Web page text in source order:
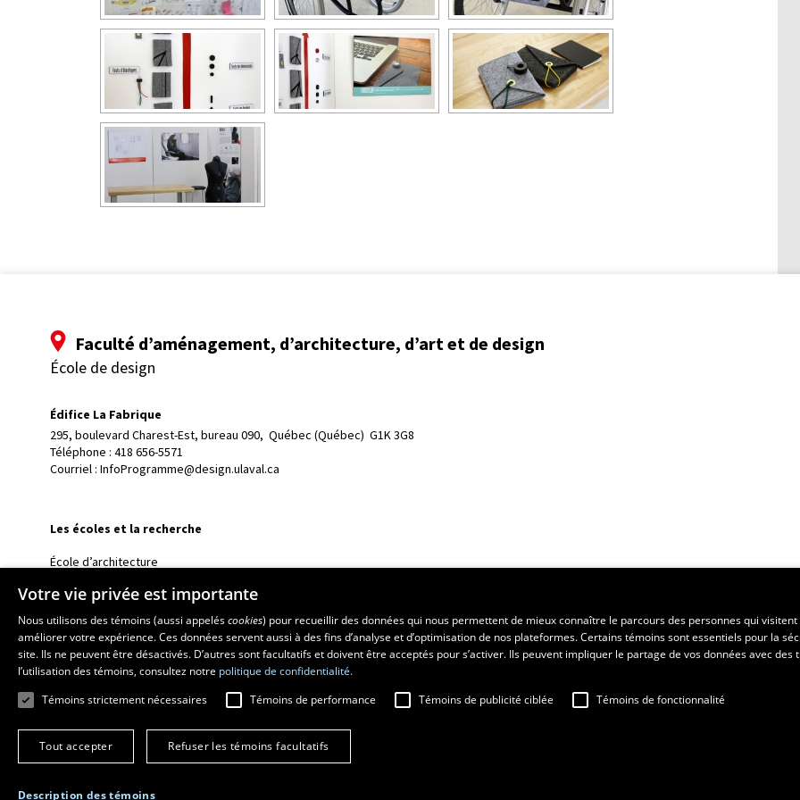
Faculté d’aménagement, d’architecture, d’art et de design
École de design
Édifice La Fabrique
295, boulevard Charest-Est, bureau 090, Québec (Québec)  G1K 3G8
Téléphone : 418 656-5571
Courriel : InfoProgramme@design.ulaval.ca
Les écoles et la recherche
École d’architecture
École supérieure d’aménagement du territoire et de développement régional
Centre de recherche en aménagement et développement
Votre vie privée est importante
Nous utilisons des témoins (aussi appeléscookies) pour recueillir des données qui nous permettent de mieux connaître le parcours des personnes qui
améliorer votre expérience. Ces données servent aussi à des fins d’analyse et d’optimisation de nos plateformes. Certains témoins sont essentiels pour la
site. Ils ne peuvent être désactivés. D’autres sont facultatifs et doivent être acceptés pour s’activer. Ils peuvent impliquer le partage de vos données avec des
l’utilisation des témoins, consultez notre politique de confidentialité.
Témoins strictement nécessaires
Témoins de performance Témoins de publicité ciblée Témoins de fonctionnalité
Tout accepter Refuser les témoins facultatifs
Description des témoins